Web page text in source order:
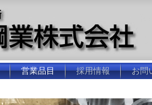
営業品目 採用情報 お問